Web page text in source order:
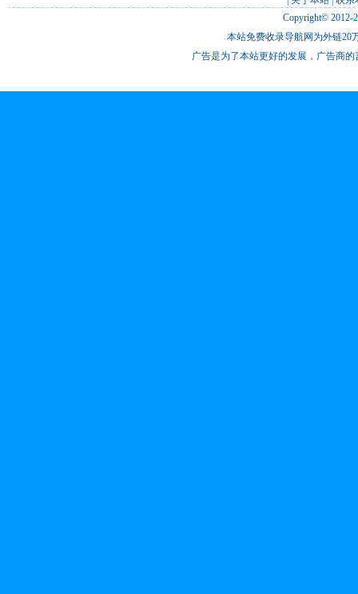
Copyright© 2012-
本站免费收录导航网为外链20
广告是为了本站更好的发展，广告商